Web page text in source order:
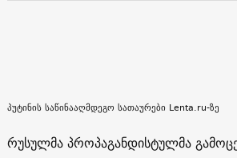
პუტინის საწინააღმდეგო სათაურები Lenta.ru-ზე
რუსულმა პროპაგანდისტულმა